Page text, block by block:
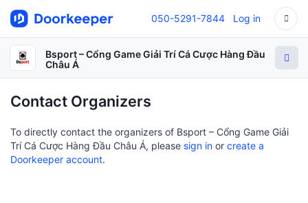
050-5291-7844 Log in
Bsport – Cổng Game Giải Trí Cá Cược Hàng Đầu
Châu Á
Contact Organizers
To directly contact the organizers of Bsport – Cổng Game Giải
Trí Cá Cược Hàng Đầu Châu Á, please sign in or create a
Doorkeeper account.